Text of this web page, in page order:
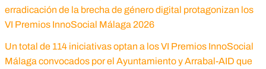
erradicación de la brecha de género digital protagonizan los
VI Premios InnoSocial Málaga 2026
Un total de 114 iniciativas optan a los VI Premios InnoSocial
Málaga convocados por el Ayuntamiento y Arrabal-AID que